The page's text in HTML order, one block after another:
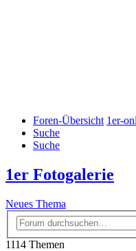
Foren-Übersicht 1er-
Suche
Suche
1er Fotogalerie
Neues Thema
1114 Themen